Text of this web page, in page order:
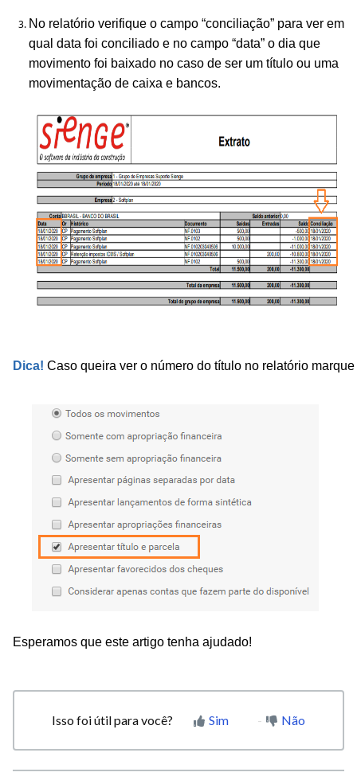
No relatório verifique o campo “conciliação” para ver em
qual data foi conciliado e no campo “data” o dia que
movimento foi baixado no caso de ser um título ou uma
movimentação de caixa e bancos.
Dica! Caso queira ver o número do título no relatório marque
Esperamos que este artigo tenha ajudado!
Isso foi útil para você? Sim Não